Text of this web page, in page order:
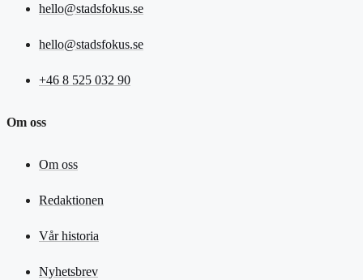
hello@stadsfokus.se
hello@stadsfokus.se
+46 8 525 032 90
Om oss
Om oss
Redaktionen
Vår historia
Nyhetsbrev